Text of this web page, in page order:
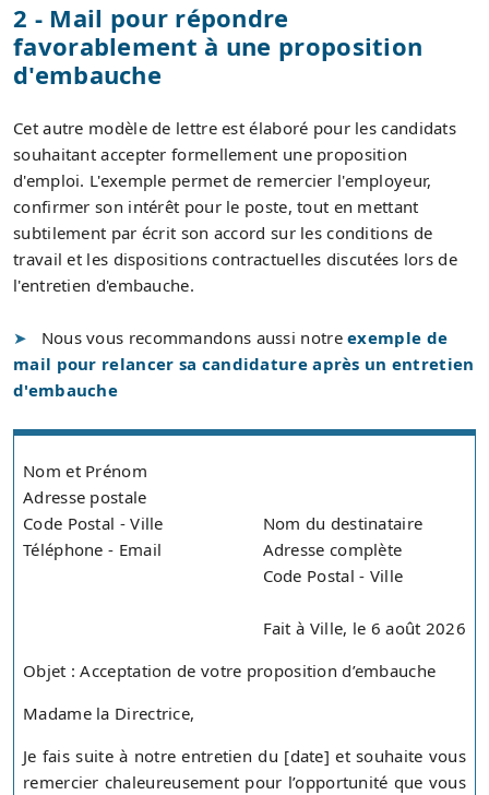
2 - Mail pour répondre
favorablement à une proposition
d'embauche
Cet autre modèle de lettre est élaboré pour les candidats
souhaitant accepter formellement une proposition
d'emploi. L'exemple permet de remercier l'employeur,
confirmer son intérêt pour le poste, tout en mettant
subtilement par écrit son accord sur les conditions de
travail et les dispositions contractuelles discutées lors de
l'entretien d'embauche.
Nous vous recommandons aussi notreexemple de
mail pour relancer sa candidature après un entretien
d'embauche
Nom et Prénom
Adresse postale
Code Postal - Ville
Téléphone - Email
Nom du destinataire
Adresse complète
Code Postal - Ville
Fait à Ville, le 6 août 2026
Objet : Acceptation de votre proposition d’embauche
Madame la Directrice,
Je fais suite à notre entretien du [date] et souhaite vous
remercier chaleureusement pour l’opportunité que vous